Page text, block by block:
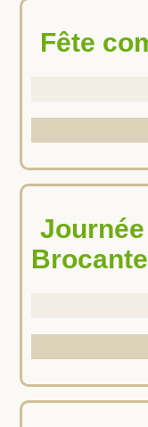
Fête
Journée Antiquité
Brocante